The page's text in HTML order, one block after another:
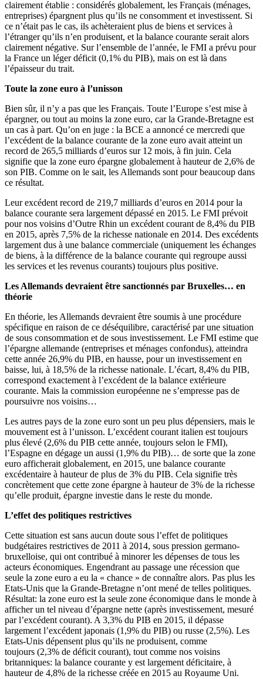
clairement établie : considérés globalement, les Français (ménages,
entreprises) épargnent plus qu’ils ne consomment et investissent. Si
ce n’était pas le cas, ils achèteraient plus de biens et services à
l’étranger qu’ils n’en produisent, et la balance courante serait alors
clairement négative. Sur l’ensemble de l’année, le FMI a prévu pour
la France un léger déficit (0,1% du PIB), mais on est là dans
l’épaisseur du trait.
Toute la zone euro à l’unisson
Bien sûr, il n’y a pas que les Français. Toute l’Europe s’est mise à
épargner, ou tout au moins la zone euro, car la Grande-Bretagne est
un cas à part. Qu’on en juge : la BCE a annoncé ce mercredi que
l’excédent de la balance courante de la zone euro avait atteint un
record de 265,5 milliards d’euros sur 12 mois, à fin juin. Cela
signifie que la zone euro épargne globalement à hauteur de 2,6% de
son PIB. Comme on le sait, les Allemands sont pour beaucoup dans
ce résultat.
Leur excédent record de 219,7 milliards d’euros en 2014 pour la
balance courante sera largement dépassé en 2015. Le FMI prévoit
pour nos voisins d’Outre Rhin un excédent courant de 8,4% du PIB
en 2015, après 7,5% de la richesse nationale en 2014. Des excédents
largement dus à une balance commerciale (uniquement les échanges
de biens, à la différence de la balance courante qui regroupe aussi
les services et les revenus courants) toujours plus positive.
Les Allemands devraient être sanctionnés par Bruxelles… en
théorie
En théorie, les Allemands devraient être soumis à une procédure
spécifique en raison de ce déséquilibre, caractérisé par une situation
de sous consommation et de sous investissement. Le FMI estime que
l’épargne allemande (entreprises et ménages confondus), atteindra
cette année 26,9% du PIB, en hausse, pour un investissement en
baisse, lui, à 18,5% de la richesse nationale. L’écart, 8,4% du PIB,
correspond exactement à l’excédent de la balance extérieure
courante. Mais la commission européenne ne s’empresse pas de
poursuivre nos voisins…
Les autres pays de la zone euro sont un peu plus dépensiers, mais le
mouvement est à l’unisson. L’excédent courant italien est toujours
plus élevé (2,6% du PIB cette année, toujours selon le FMI),
l’Espagne en dégage un aussi (1,9% du PIB)… de sorte que la zone
euro afficherait globalement, en 2015, une balance courante
excédentaire à hauteur de plus de 3% du PIB. Cela signifie très
concrètement que cette zone épargne à hauteur de 3% de la richesse
qu’elle produit, épargne investie dans le reste du monde.
L’effet des politiques restrictives
Cette situation est sans aucun doute sous l’effet de politiques
budgétaires restrictives de 2011 à 2014, sous pression germano-
bruxelloise, qui ont contribué à minorer les dépenses de tous les
acteurs économiques. Engendrant au passage une récession que
seule la zone euro a eu la « chance » de connaître alors. Pas plus les
Etats-Unis que la Grande-Bretagne n’ont mené de telles politiques.
Résultat: la zone euro est la seule zone économique dans le monde à
afficher un tel niveau d’épargne nette (après investissement, mesuré
par l’excédent courant). A 3,3% du PIB en 2015, il dépasse
largement l’excédent japonais (1,9% du PIB) ou russe (2,5%). Les
Etats-Unis dépensent plus qu’ils ne produisent, comme
toujours (2,3% de déficit courant), tout comme nos voisins
britanniques: la balance courante y est largement déficitaire, à
hauteur de 4,8% de la richesse créée en 2015 au Royaume Uni.